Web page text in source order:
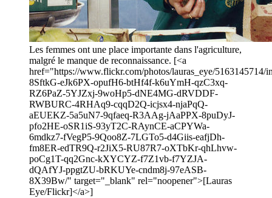
Les femmes ont une place importante dans l'agriculture,
malgré le manque de reconnaissance. [<a
href="https://www.flickr.com/photos/lauras_eye/5163145714/
8SftkG-eJk6PX-opufH6-btHf4f-k6uYmH-qzC3xq-
RZ6PaZ-5YJZxj-9woHp5-dNE4MG-dRVDDF-
RWBURC-4RHAq9-cqqD2Q-icjsx4-njaPqQ-
aEUEKZ-5a5uN7-9qfaeq-R3AAg-jAaPPX-8puDyJ-
pfo2HE-oSR1iS-93yT2C-RAynCE-aCPYWa-
6mdkz7-fVegP5-9Qoo8Z-7LGTo5-d4Giis-eafjDh-
fm8ER-edTR9Q-r2JiX5-RU87R7-oXTbKr-qhLhvw-
poCg1T-qq2Gnc-kXYCYZ-f7Z1vb-f7YZJA-
dQAfYJ-ppgtZU-bRKUYe-cndm8j-97eASB-
8X39Bw/" target="_blank" rel="noopener">[Lauras
Eye/Flickr]</a>]